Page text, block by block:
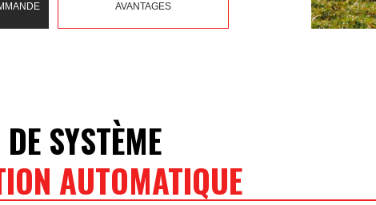
AVANTAGES
SYSTÈME
AUTOMATIQUE